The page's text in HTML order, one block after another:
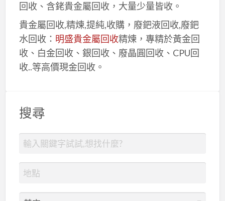
回收、含銠貴金屬回收，大量少量皆收。
貴金屬回收,精煉,提純,收購，廢鈀液回收,廢鈀
水回收： 明盛貴金屬回收精煉，專精於黃金回
收、白金回收、銀回收、廢晶圓回收、CPU回
收..等高價現金回收。
搜尋